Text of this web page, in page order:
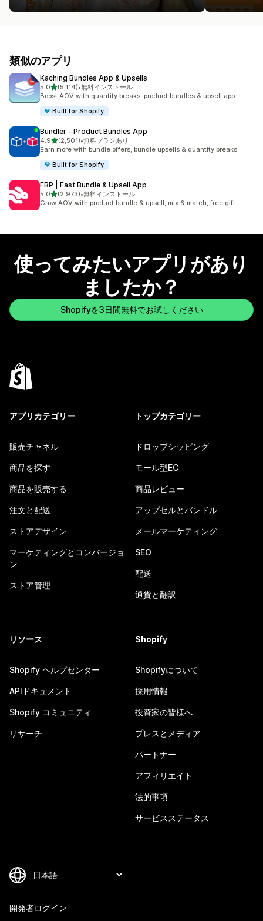
類似のアプリ
Kaching Bundles App & Upsells
5.05つ星中
(5,114)
合計レビュー数：5114件
•無料インストール
Boost AOV with quantity breaks, product bundles & upsell app
Built for Shopify
Bundler ‑ Product Bundles App
4.95つ星中
(2,501)
合計レビュー数：2501件
•無料プランあり
Earn more with bundle offers, bundle upsells & quantity breaks
Built for Shopify
FBP | Fast Bundle & Upsell App
5.05つ星中
(2,973)
合計レビュー数：2973件
•無料インストール
Grow AOV with product bundle & upsell, mix & match, free gift
使ってみたいアプリがあり
ましたか？
Shopifyを3日間無料でお試しください
アプリカテゴリー
販売チャネル
商品を探す
商品を販売する
注文と配送
ストアデザイン
マーケティングとコンバージョ
ン
ストア管理
トップカテゴリー
ドロップシッピング
モール型EC
商品レビュー
アップセルとバンドル
メールマーケティング
SEO
配送
通貨と翻訳
リソース
Shopify ヘルプセンター
APIドキュメント
Shopify コミュニティ
リサーチ
Shopify
Shopifyについて
採用情報
投資家の皆様へ
プレスとメディア
パートナー
アフィリエイト
法的事項
サービスステータス
開発者ログイン